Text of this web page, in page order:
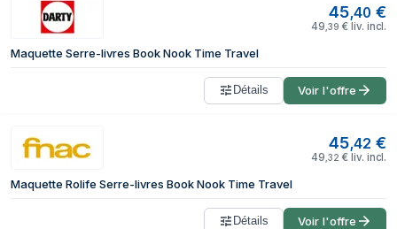
45,40 €
49 39 € liv. incl.
Maquette Serre-livres Book Nook Time Travel
Détails Voir l'offre
45,42 €
49 32 € liv. incl.
Maquette Rolife Serre-livres Book Nook Time Travel
Détails Voir l'offre